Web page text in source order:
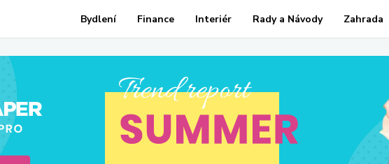
Bydlení Finance Interiér Rady a Návody Zahrada